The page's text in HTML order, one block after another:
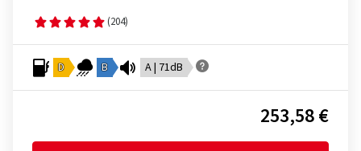
(204)
D B A | 71dB
253,58 €